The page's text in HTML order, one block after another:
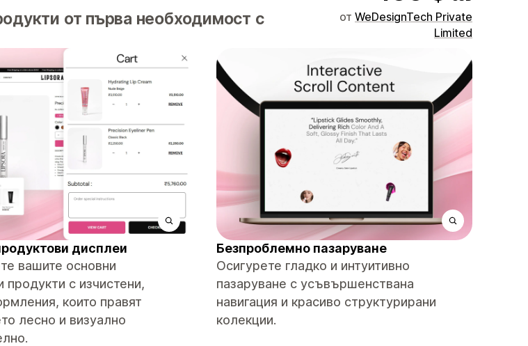
от първа необходимост с
от WeDesignTech Private
Limited
дисплеи
вашите основни
продукти с изчистени,
които правят
лесно и визуално
Безпроблемно пазаруване
Осигурете гладко и интуитивно
пазаруване с усъвършенствана
навигация и красиво структурирани
колекции.